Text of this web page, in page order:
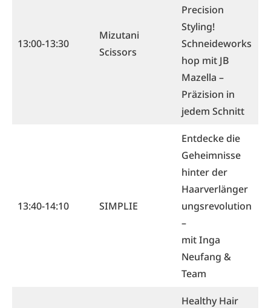
13:00-13:30
Mizutani
Scissors
Precision
Styling!
Schneideworks
hop mit JB
Mazella –
Präzision in
jedem Schnitt
13:40-14:10 SIMPLIE
Entdecke die
Geheimnisse
hinter der
Haarverlänger
ungsrevolution
–
mit Inga
Neufang &
Team
Healthy Hair